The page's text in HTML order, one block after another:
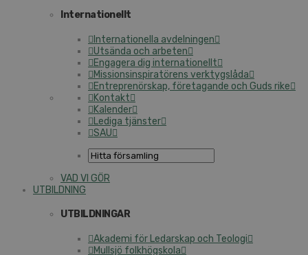
Internationellt
Internationella avdelningen
Utsända och arbeten
Engagera dig internationellt
Missionsinspiratörens verktygslåda
Entreprenörskap, företagande och Guds rike
Kontakt
Kalender
Lediga tjänster
SAU
VAD VI GÖR
UTBILDNING
UTBILDNINGAR
Akademi för Ledarskap och Teologi
Mullsjö folkhögskola